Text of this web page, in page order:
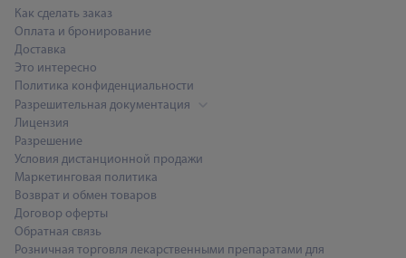
Как сделать заказ
Оплата и бронирование
Доставка
Это интересно
Политика конфиденциальности
Разрешительная документация
Лицензия
Разрешение
Условия дистанционной продажи
Маркетинговая политика
Возврат и обмен товаров
Договор оферты
Обратная связь
Розничная торговля лекарственными препаратами для